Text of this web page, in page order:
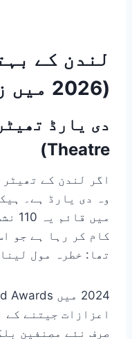
(2026 میں زندہ اور متحرک)
Theatre)
اگر لندن کے
وہ دی یارڈ ہے۔
تھا: خطرہ مول
صرف نئے مصنفین